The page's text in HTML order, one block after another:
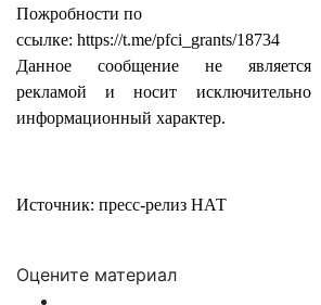
Пожробности по
ссылке: https://t.me/pfci_grants/18734
Данное сообщение не является
рекламой и носит исключительно
информационный характер.
Источник: пресс-релиз НАТ
Оцените материал